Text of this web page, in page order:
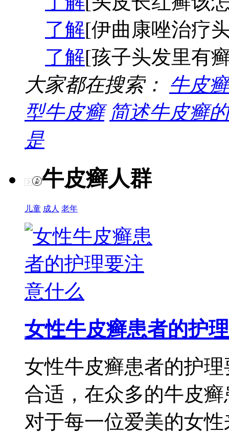
了解[伊曲康唑治疗
了解[孩子头发里有
大家都在搜索： 牛皮
型牛皮癣 简述牛皮癣
是
牛皮癣人群
儿童 成人 老年
女性牛皮癣患者的护理
女性牛皮癣患者的护
合适，在众多的牛皮
对于每一位爱美的女